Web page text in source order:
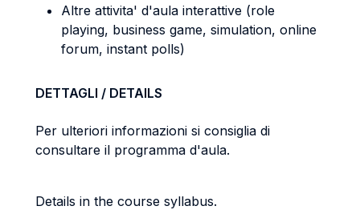
Altre attivita' d'aula interattive (role
playing, business game, simulation, online
forum, instant polls)
DETTAGLI / DETAILS
Per ulteriori informazioni si consiglia di
consultare il programma d'aula.
Details in the course syllabus.